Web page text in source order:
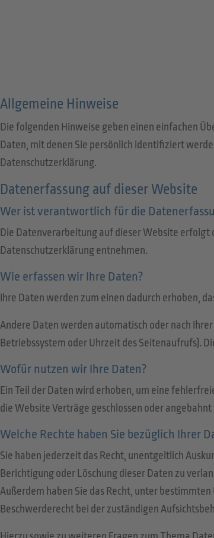
Allgemeine Hinweise
Die folgenden Hinweise geben einen einfachen
Daten, mit denen Sie persönlich identifiziert
Datenschutzerklärung.
Datenerfassung auf dieser Website
Wer ist verantwortlich für die
Die Datenverarbeitung auf dieser Website erfolgt
Datenschutzerklärung entnehmen.
Wie erfassen wir Ihre Daten?
Ihre Daten werden zum einen dadurch erhoben,
Andere Daten werden automatisch oder nach
Betriebssystem oder Uhrzeit des Seitenaufrufs).
Wofür nutzen wir Ihre Daten?
Ein Teil der Daten wird erhoben, um eine
die Website Verträge geschlossen oder
Welche Rechte haben Sie bezüglich Ihrer
Sie haben jederzeit das Recht, unentgeltlich
Berichtigung oder Löschung dieser Daten zu
Außerdem haben Sie das Recht, unter
Beschwerderecht bei der zuständigen